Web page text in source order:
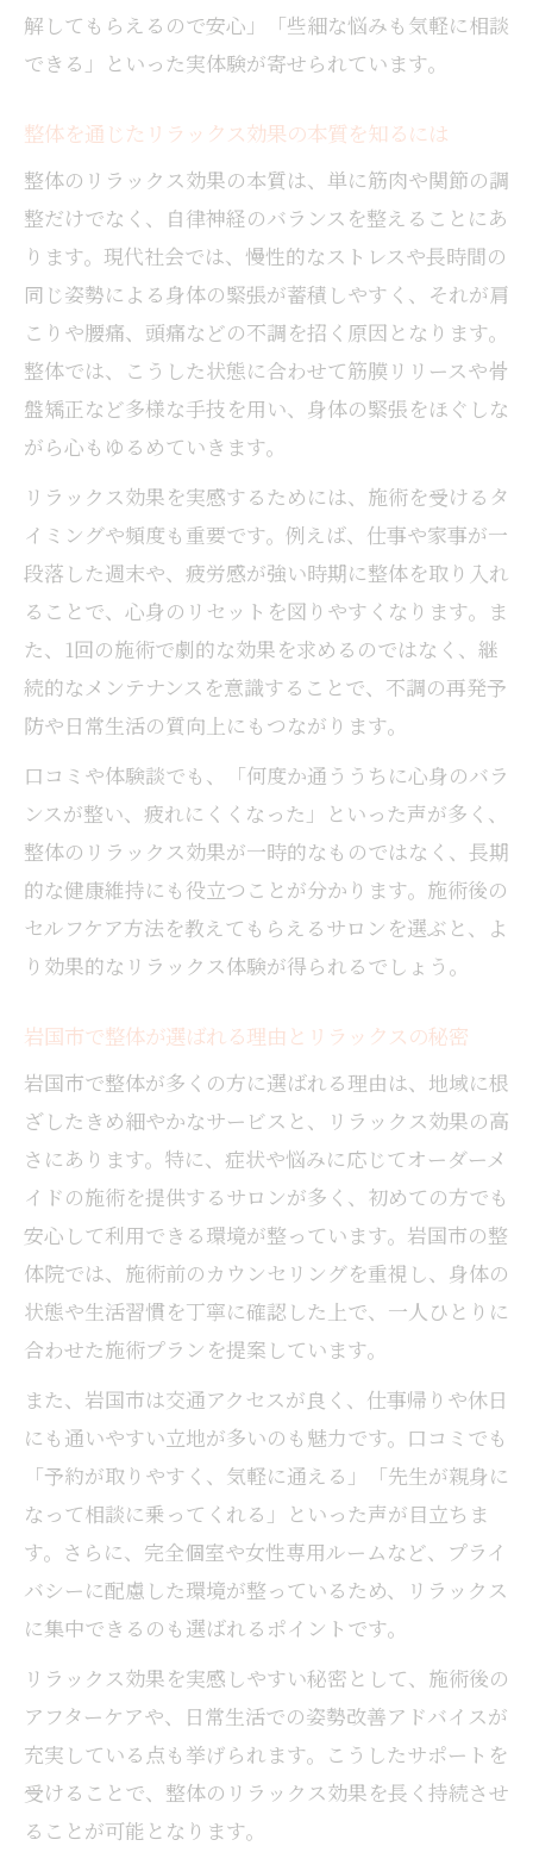
整体を受けるべきタイミングの見極め方
忙しい女性に合わせた整体の通院スケジュ
整体リラックス効果を長持ちさせる工夫
不調を感じたら整体を検討する理由とポイ
ント
解してもらえるので安心」「些細な悩みも気軽に相談
できる」といった実体験が寄せられています。
整体を通じたリラックス効果の本質を知るには
整体のリラックス効果の本質は、単に筋肉や関節の調
整だけでなく、自律神経のバランスを整えることにあ
ります。現代社会では、慢性的なストレスや長時間の
同じ姿勢による身体の緊張が蓄積しやすく、それが肩
こりや腰痛、頭痛などの不調を招く原因となります。
整体では、こうした状態に合わせて筋膜リリースや骨
盤矯正など多様な手技を用い、身体の緊張をほぐしな
がら心もゆるめていきます。
リラックス効果を実感するためには、施術を受けるタ
イミングや頻度も重要です。例えば、仕事や家事が一
段落した週末や、疲労感が強い時期に整体を取り入れ
ることで、心身のリセットを図りやすくなります。ま
た、1回の施術で劇的な効果を求めるのではなく、継
続的なメンテナンスを意識することで、不調の再発予
防や日常生活の質向上にもつながります。
口コミや体験談でも、「何度か通ううちに心身のバラ
ンスが整い、疲れにくくなった」といった声が多く、
整体のリラックス効果が一時的なものではなく、長期
的な健康維持にも役立つことが分かります。施術後の
セルフケア方法を教えてもらえるサロンを選ぶと、よ
り効果的なリラックス体験が得られるでしょう。
岩国市で整体が選ばれる理由とリラックスの秘密
岩国市で整体が多くの方に選ばれる理由は、地域に根
ざしたきめ細やかなサービスと、リラックス効果の高
さにあります。特に、症状や悩みに応じてオーダーメ
イドの施術を提供するサロンが多く、初めての方でも
安心して利用できる環境が整っています。岩国市の整
体院では、施術前のカウンセリングを重視し、身体の
状態や生活習慣を丁寧に確認した上で、一人ひとりに
合わせた施術プランを提案しています。
また、岩国市は交通アクセスが良く、仕事帰りや休日
にも通いやすい立地が多いのも魅力です。口コミでも
「予約が取りやすく、気軽に通える」「先生が親身に
なって相談に乗ってくれる」といった声が目立ちま
す。さらに、完全個室や女性専用ルームなど、プライ
バシーに配慮した環境が整っているため、リラックス
に集中できるのも選ばれるポイントです。
リラックス効果を実感しやすい秘密として、施術後の
アフターケアや、日常生活での姿勢改善アドバイスが
充実している点も挙げられます。こうしたサポートを
受けることで、整体のリラックス効果を長く持続させ
ることが可能となります。